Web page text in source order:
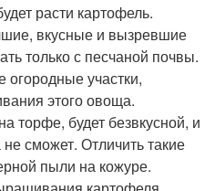
расти картофель.
вкусные и вызревшие
только с песчаной почвы.
участки,
этого овоща.
торфе, будет безвкусной, и
сможет. Отличить такие
пыли на кожуре.